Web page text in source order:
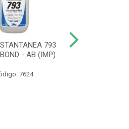
793
- AB (IMP)
7624